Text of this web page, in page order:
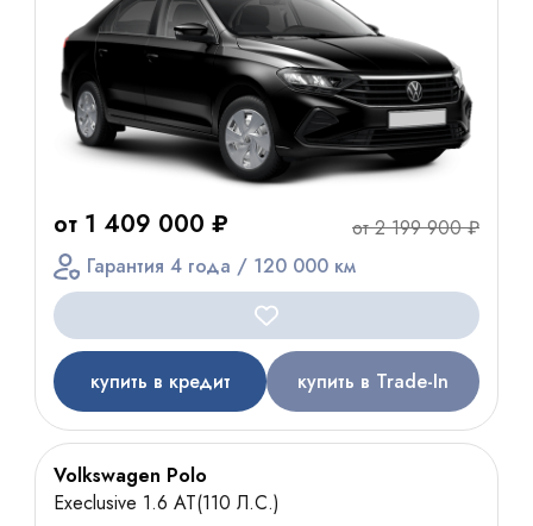
от 1 409 000 ₽
от 2 199 900 ₽
Гарантия 4 года / 120 000 км
купить в кредит купить в Trade-In
Volkswagen Polo
Execlusive 1.6 AT(110 Л.С.)